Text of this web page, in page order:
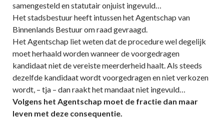
samengesteld en statutair onjuist ingevuld…
Het stadsbestuur heeft intussen het Agentschap van
Binnenlands Bestuur om raad gevraagd.
Het Agentschap liet weten dat de procedure wel degelijk
moet herhaald worden wanneer de voorgedragen
kandidaat niet de vereiste meerderheid haalt. Als steeds
dezelfde kandidaat wordt voorgedragen en niet verkozen
wordt, – tja – dan raakt het mandaat niet ingevuld…
Volgens het Agentschap moet de fractie dan maar
leven met deze consequentie.